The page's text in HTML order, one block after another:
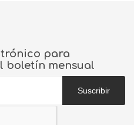
para
boletín mensual
Suscribir